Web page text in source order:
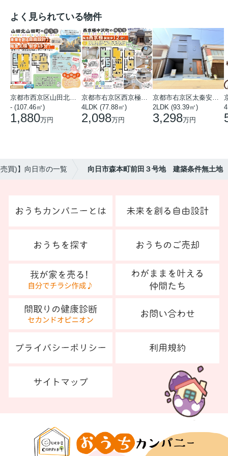
よく見られている物件
京都市西京区山田北山田町
- (107.46㎡)
1,880万円
京都市右京区西京極中沢町
4LDK (77.88㎡)
2,098万円
京都市右京区太秦安井藤ノ木町
2LDK (93.39㎡)
3,298万円
買)】向日市の一覧 向日市森本町前田３号地 建築条件無土地